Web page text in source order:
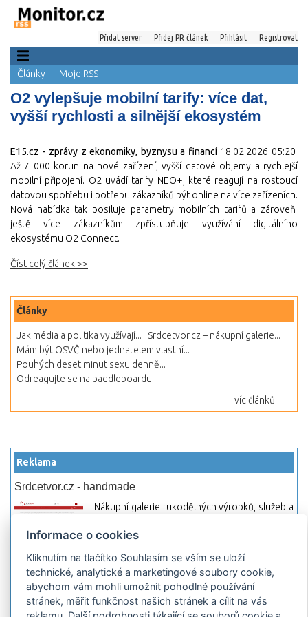
Přidat server Přidej PR článek Přihlásit Registrovat
Články Moje RSS
O2 vylepšuje mobilní tarify: více dat,
vyšší rychlosti a silnější ekosystém
E15.cz - zprávy z ekonomiky, byznysu a financí 18.02.2026 05:20
Až 7 000 korun na nové zařízení, vyšší datové objemy a rychlejší
mobilní připojení. O2 uvádí tarify NEO+, které reagují na rostoucí
datovou spotřebu i potřebu zákazníků být online na více zařízeních.
Nová nabídka tak posiluje parametry mobilních tarifů a zároveň
ještě více zákazníkům zpřístupňuje využívání digitálního
ekosystému O2 Connect.
Číst celý článek >>
Články
Jak média a politika využívají...
Srdcetvor.cz – nákupní galerie...
Mám být OSVČ nebo jednatelem vlastní...
Pouhých deset minut sexu denně...
Odreagujte se na paddleboardu
víc článků
Reklama
Srdcetvor.cz - handmade
Nákupní galerie rukodělných výrobků, služeb a
začít prodávat nebo jen nakupovat.
Hledej-hosting.cz - webhosting, VPS
hosting
Přehled webhostingových, multihosting a VPS
hosting programů s možností jejich
Informace o cookies
Kliknutím na tlačítko Souhlasím se vším se uloží
technické, analytické a marketingové soubory cookie,
abychom vám mohli umožnit pohodlné používání
stránek, měřit funkčnost našich stránek a cílit na vás